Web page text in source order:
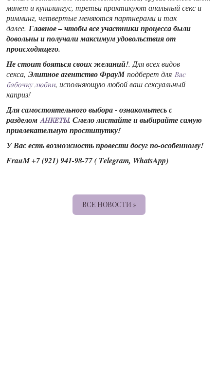
минет и кунилингус, третьи практикуют анальный секс и
римминг, четвертые меняются партнерами и так
далее. Главное – чтобы все участники процесса были
довольны и получали максимум удовольствия от
происходящего.
Не стоит бояться своих желаний!. Для всех видов
секса,Элитное агентство ФрауМподберет для Вас
бабочку любви, исполняющую любой ваш сексуальный
каприз!
Для самостоятельного выбора - ознакомьтесь с
разделомАНКЕТЫ. Смело листайте и выбирайте самую
привлекательную проститутку!
У Вас есть возможность провести досуг по-особенному!
FrauM +7 (921) 941-98-77 ( Telegram, WhatsApp)
ВСЕ НОВОСТИ »